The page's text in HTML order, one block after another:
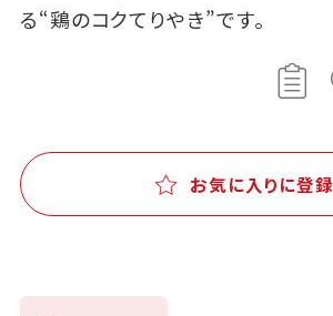
る“鶏のコクてりやき”です。
お気に入りに登録